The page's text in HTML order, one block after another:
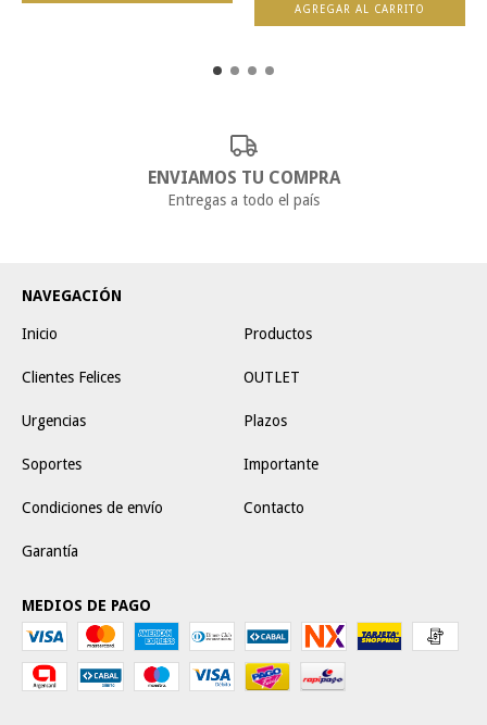
AGREGAR AL CARRITO
ENVIAMOS TU COMPRA
Entregas a todo el país
NAVEGACIÓN
Inicio Productos
Clientes Felices OUTLET
Urgencias Plazos
Soportes Importante
Condiciones de envío Contacto
Garantía
MEDIOS DE PAGO